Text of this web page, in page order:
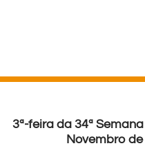
3ª-feira da 34ª
Novembro de